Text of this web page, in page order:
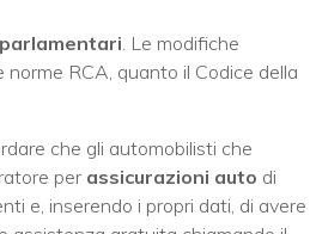
. Le modifiche
RCA, quanto il Codice della
che gli automobilisti che
per assicurazioni auto di
e, inserendo i propri dati, di avere